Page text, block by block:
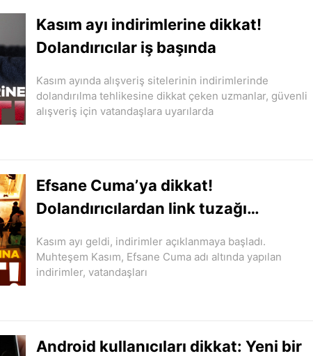
Kasım ayı indirimlerine dikkat!
Dolandırıcılar iş başında
Kasım ayında alışveriş sitelerinin indirimlerinde
dolandırılma tehlikesine dikkat çeken uzmanlar, güvenli
alışveriş için vatandaşlara uyarılarda
Efsane Cuma’ya dikkat!
Dolandırıcılardan link tuzağı…
Kasım ayı geldi, indirimler açıklanmaya başladı.
Muhteşem Kasım, Efsane Cuma adı altında yapılan
indirimler, vatandaşları
Android kullanıcıları dikkat: Yeni bir